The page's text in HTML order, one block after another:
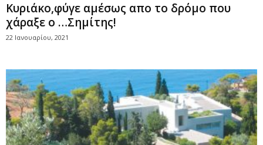
Κυριάκο,φύγε αμέσως απο το δρόμο που
χάραξε ο …Σημίτης!
22 Ιανουαρίου, 2021